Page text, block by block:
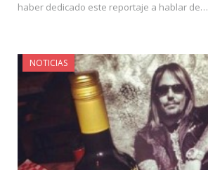
haber dedicado este reportaje a hablar de…
NOTICIAS